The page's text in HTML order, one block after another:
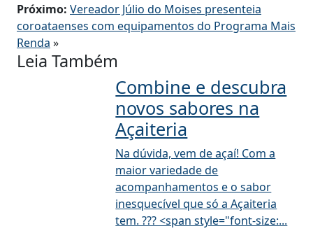
Próximo: Vereador Júlio do Moises presenteia
coroataenses com equipamentos do Programa Mais
Renda »
Leia Também
Combine e descubra
novos sabores na
Açaiteria
Na dúvida, vem de açaí! Com a
maior variedade de
acompanhamentos e o sabor
inesquecível que só a Açaiteria
tem. ??? <span style="font-size:...